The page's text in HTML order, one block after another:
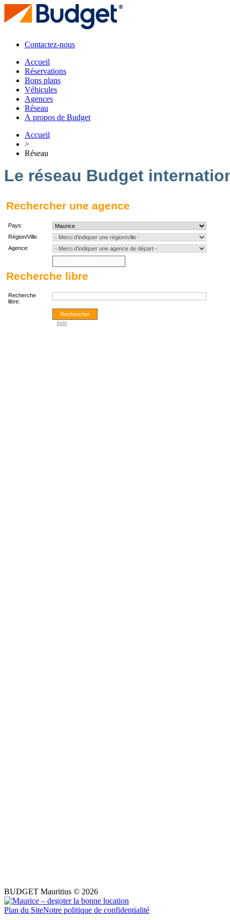
Contactez-nous
Accueil
Réservations
Bons plans
Véhicules
Agences
Réseau
A propos de Budget
Accueil
>
Réseau
BUDGET Mauritius © 2026
Plan du SiteNotre politique de confidentialité